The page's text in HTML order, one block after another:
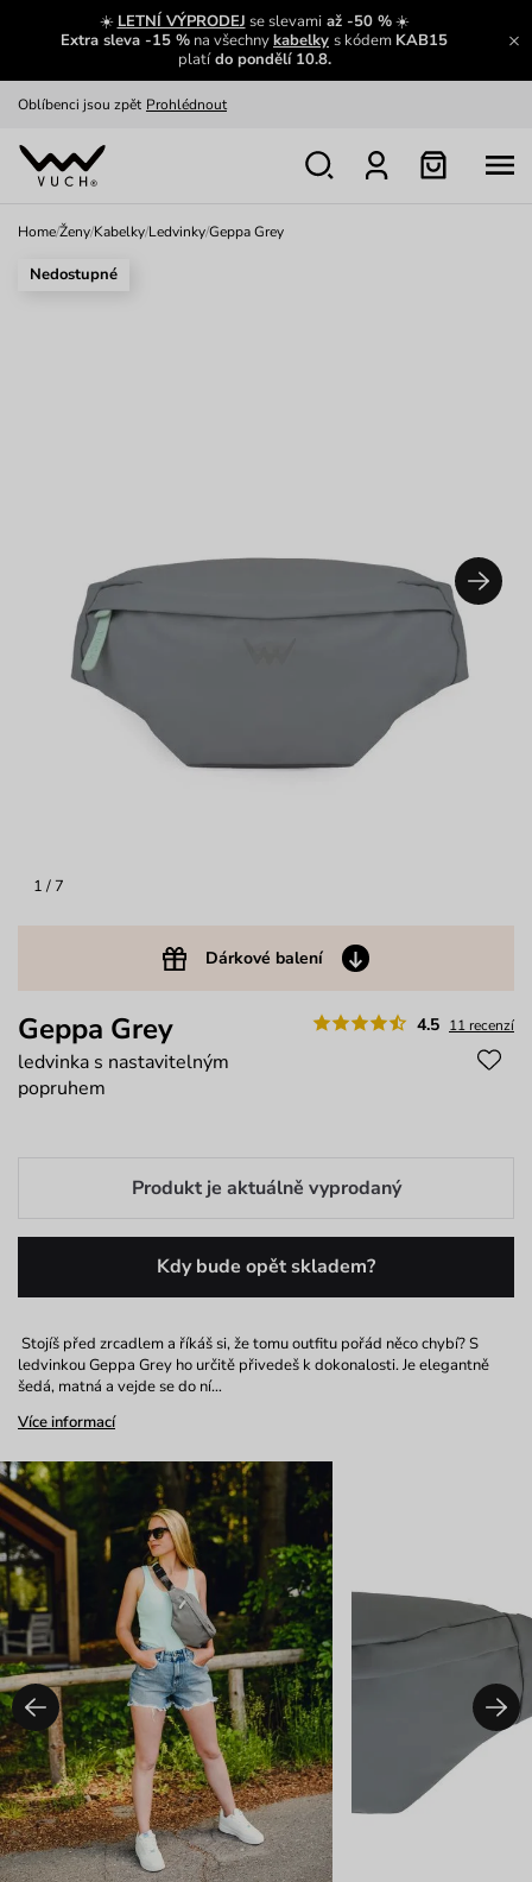
☀️ LETNÍ VÝPRODEJ se slevamiaž -50 %☀️
Extra sleva -15 % na všechnykabelky s kódem KAB15
platído pondělí 10.8.
Zajímavosti ze světa Vuch:
Zobrazit
Oblíbenci jsou zpět Prohlédnout
Nech se inspirovat
Home/Ženy/Kabelky/Ledvinky/Geppa Grey
1 / 7
Dárkové balení
Nedostupné
4.5 11 recenzí
Geppa Grey
ledvinka s nastavitelným
popruhem
Produkt je aktuálně vyprodaný
Kdy bude opět skladem?
Stojíš před zrcadlem a říkáš si, že tomu outfitu pořád něco chybí? S
ledvinkou Geppa Grey ho určitě přivedeš k dokonalosti. Je elegantně
šedá, matná a vejde se do ní…
Více informací